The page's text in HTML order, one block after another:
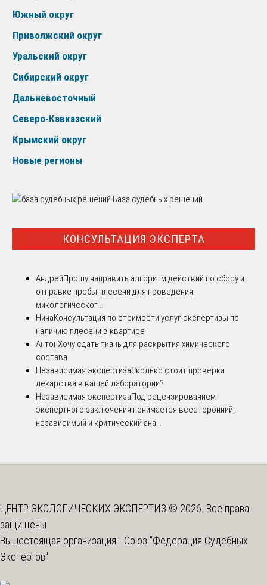
Южный округ
Приволжский округ
Уральский округ
Сибирский округ
Дальневосточный
Северо-Кавказский
Крымский округ
Новые регионы
База судебных решений
КОНСУЛЬТАЦИЯ ЭКСПЕРТА
АндрейПрошу направить алгоритм действий по сбору и
отправке пробы плесени для проведения
микологическог...
НинаКонсультация по стоимости услуг экспертизы по
наличию плесени в квартире
АнтонХочу сдать ткань для раскрытия химического
состава
Независимая экспертизаСколько стоит проверка
лекарства в вашей лаборатории?
Независимая экспертизаПод рецензированием
экспертного заключения понимается всесторонний,
независимый и критический ана...
ЦЕНТР ЭКОЛОГИЧЕСКИХ ЭКСПЕРТИЗ © 2026. Все права
защищены
Вышестоящая организация - Союз "Федерация Судебных
Экспертов"